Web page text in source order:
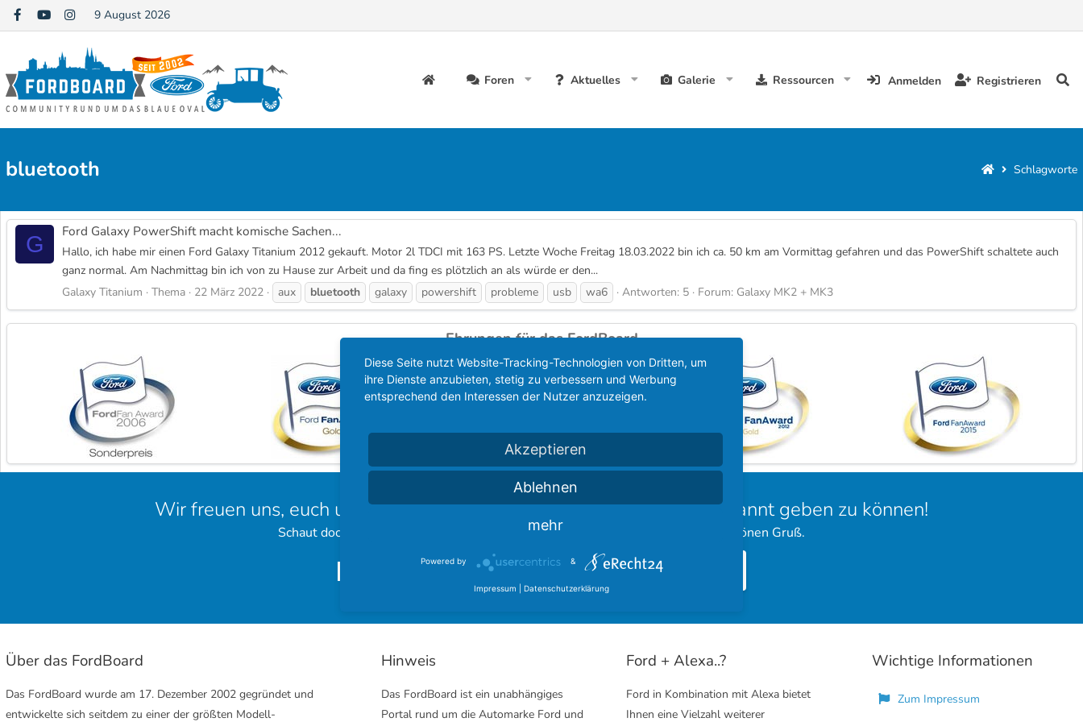
9 August 2026
Foren Aktuelles Galerie Ressourcen Anmelden Registrieren
bluetooth Schlagworte
G Ford Galaxy PowerShift macht komische Sachen...
Hallo, ich habe mir einen Ford Galaxy Titanium 2012 gekauft. Motor 2l TDCI mit 163 PS. Letzte Woche Freitag 18.03.2022 bin ich ca. 50 km am Vormittag gefahren und das PowerShift schaltete auch
ganz normal. Am Nachmittag bin ich von zu Hause zur Arbeit und da fing es plötzlich an als würde er den...
Galaxy Titanium
Thema 22 März 2022 aux bluetooth galaxy powershift probleme usb wa6 Antworten: 5 Forum: Galaxy MK2 + MK3
Ehrungen für das FordBoard
Wir freuen uns, euch unsere langjährigen Partner des FordBoard bekannt geben zu können!
Schaut doch einmal bei unseren Kooperationen vorbei und hinterlasst einen schönen Gruß.
Ford Community Ford Cougar Forum
Über das FordBoard
Das FordBoard wurde am 17. Dezember 2002 gegründet und
entwickelte sich seitdem zu einer der größten Modell-
Hinweis
Das FordBoard ist ein unabhängiges
Portal rund um die Automarke Ford und
Ford + Alexa..?
Ford in Kombination mit Alexa bietet
Ihnen eine Vielzahl weiterer
Wichtige Informationen
Zum Impressum
Diese Seite nutzt Website-Tracking-Technologien von Dritten, um
ihre Dienste anzubieten, stetig zu verbessern und Werbung
entsprechend den Interessen der Nutzer anzuzeigen.
Akzeptieren
Ablehnen
mehr
Powered by &
Impressum Datenschutzerklärung